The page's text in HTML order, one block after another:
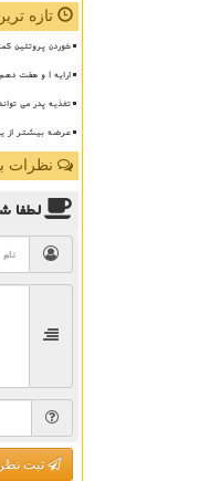
تازه
خوردن پروتئین
ارایه ۱ و هفت دهم میلیون خدمت بهداشتی و درمانی به زوار اربعین
تغذیه پدر می
عرضه بیشتر از یک میلیون و ۵۴۴ هزار
نظرات
لطفا
ثبت نظر